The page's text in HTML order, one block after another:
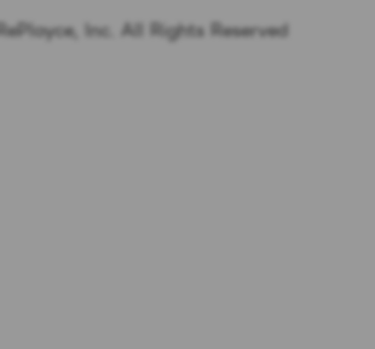
Inc. All Rights Reserved